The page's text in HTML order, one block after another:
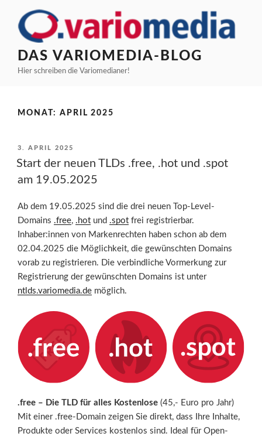
Inhalt
springen
DAS VARIOMEDIA-BLOG
Hier schreiben die Variomedianer!
MONAT: APRIL 2025
VERÖFFENTLICHT
AM
3. APRIL 2025
Start der neuen TLDs .free, .hot und .spot
am 19.05.2025
Ab dem 19.05.2025 sind die drei neuen Top-Level-
Domains .free, .hot und .spot frei registrierbar.
Inhaber:innen von Markenrechten haben schon ab dem
02.04.2025 die Möglichkeit, die gewünschten Domains
vorab zu registrieren. Die verbindliche Vormerkung zur
Registrierung der gewünschten Domains ist unter
ntlds.variomedia.de möglich.
.free – Die TLD für alles Kostenlose (45,- Euro pro Jahr)
Mit einer .free-Domain zeigen Sie direkt, dass Ihre Inhalte,
Produkte oder Services kostenlos sind. Ideal für Open-